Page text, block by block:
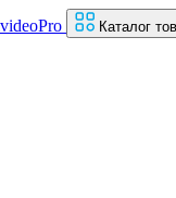
Каталог